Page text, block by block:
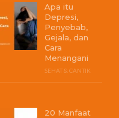
Apa itu
Depresi,
Penyebab,
Gejala, dan
Cara
Menangani
SEHAT & CANTIK
20 Manfaat